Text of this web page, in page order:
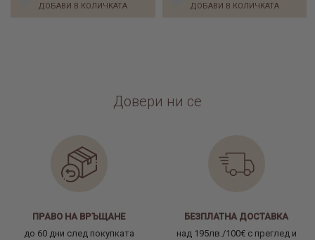
ДОБАВИ В КОЛИЧКАТА ДОБАВИ В КОЛИЧКАТА
Довери ни се
ПРАВО НА ВРЪЩАНЕ
до 60 дни след покупката
БЕЗПЛАТНА ДОСТАВКА
над 195лв./100€ с преглед и